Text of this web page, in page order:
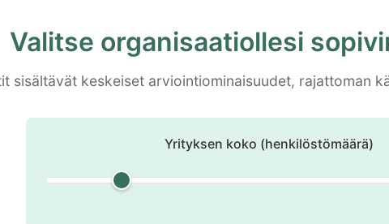
Valitse organisaatiollesi
sisältävät keskeiset arviointiominaisuudet, rajattoman
Yrityksen koko (henkilöstömäärä)